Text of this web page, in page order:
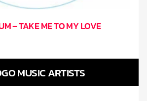
– TAKE ME TO MY LOVE
MUSIC ARTISTS